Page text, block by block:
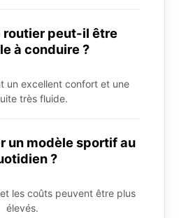
routier peut-il être
à conduire ?
un excellent confort et une
très fluide.
un modèle sportif au
?
les coûts peuvent être plus
élevés.